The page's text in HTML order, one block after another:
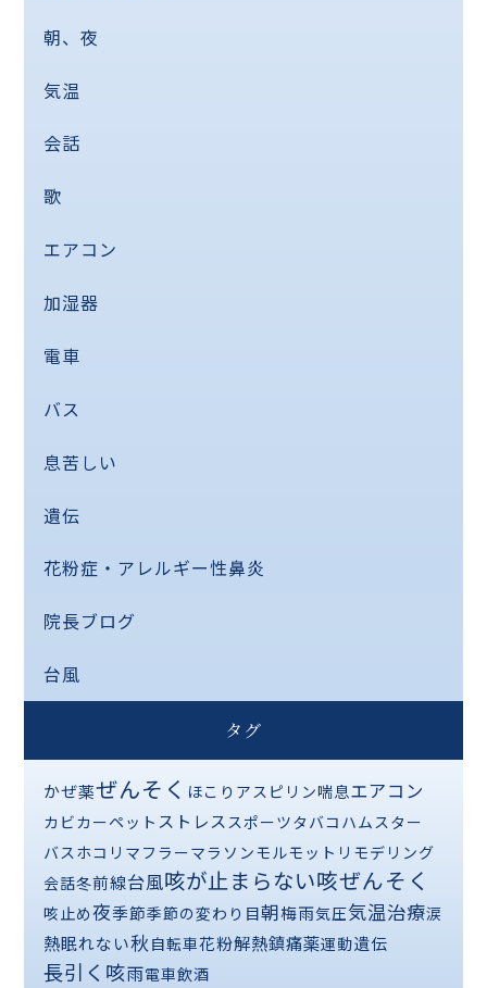
朝、夜
気温
会話
歌
エアコン
加湿器
電車
バス
息苦しい
遺伝
花粉症・アレルギー性鼻炎
院長ブログ
台風
タグ
かぜ薬ぜんそく ほこり アスピリン喘息エアコン
カビカーペット ストレス スポーツタバコ ハムスター
バス ホコリ マフラーマラソンモルモット リモデリング
会話冬前線台風咳が止まらない咳ぜんそく
咳止め夜季節季節の変わり目朝梅雨気圧気温治療涙
熱眠れない秋 自転車花粉解熱鎮痛薬運動遺伝
長引く咳雨電車飲酒